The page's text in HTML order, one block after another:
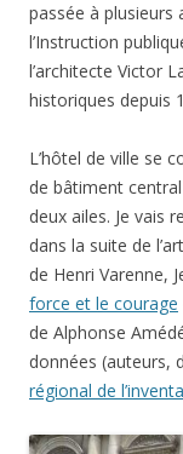
passée à plusieurs
l’Instruction
l’architecte Victor
historiques depuis
L’hôtel de ville se
de bâtiment
deux ailes. Je vais
dans la suite de
de Henri Varenne,
force et le courage
de Alphonse
données (auteurs,
régional de